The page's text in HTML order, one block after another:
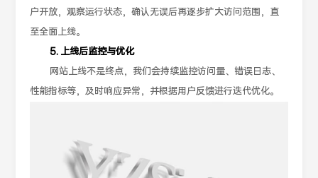
户开放，观察运行状态，确认无误后再逐步扩大访问范围，直
至全面上线。
5. 上线后监控与优化
网站上线不是终点，我们会持续监控访问量、错误日志、
性能指标等，及时响应异常，并根据用户反馈进行迭代优化。